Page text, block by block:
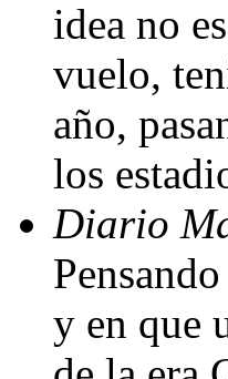
idea no
vuelo,
año,
los
Diario
y en que